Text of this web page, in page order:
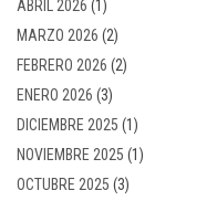
ABRIL 2026 (1)
MARZO 2026 (2)
FEBRERO 2026 (2)
ENERO 2026 (3)
DICIEMBRE 2025 (1)
NOVIEMBRE 2025 (1)
OCTUBRE 2025 (3)